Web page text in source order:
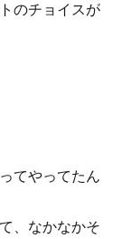
のチョイスが
てやってたん
、なかなかそ